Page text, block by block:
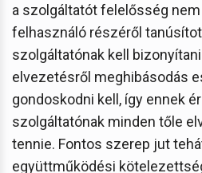
a szolgáltatót felelősség nem
felhasználó részéről
szolgáltatónak kell
elvezetésről meghibásodás
gondoskodni kell, így ennek
szolgáltatónak minden tőle
tennie. Fontos szerep jut
együttműködési